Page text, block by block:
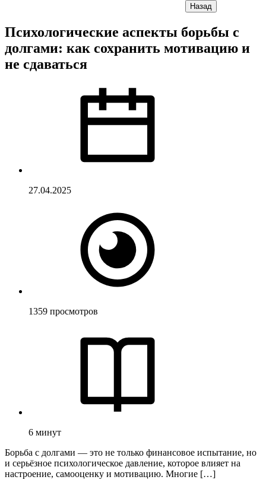
Назад
Психологические аспекты борьбы с
долгами: как сохранить мотивацию и
не сдаваться
27.04.2025
1359 просмотров
6 минут
Борьба с долгами — это не только финансовое испытание, но
и серьёзное психологическое давление, которое влияет на
настроение, самооценку и мотивацию. Многие […]